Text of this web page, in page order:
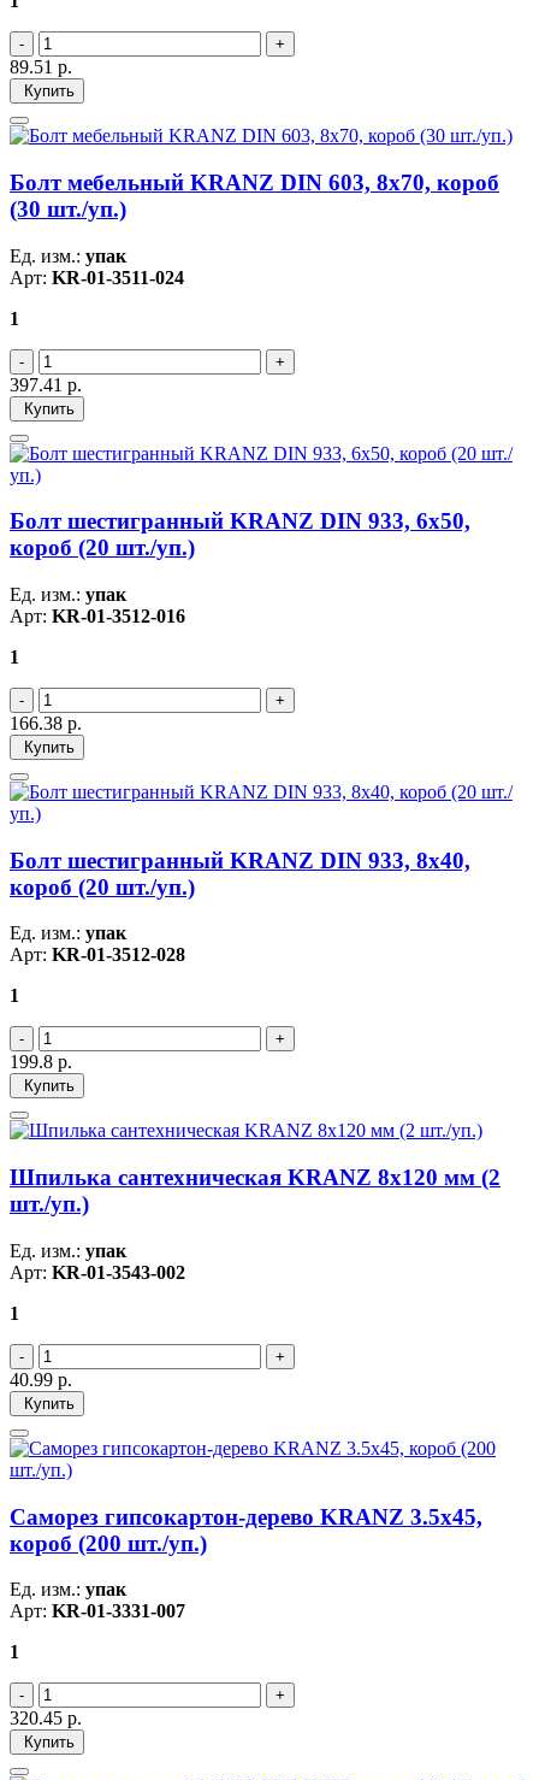
89.51 р.
Купить
Болт мебельный KRANZ DIN 603, 8х70, короб
(30 шт./уп.)
Ед. изм.: упак
Арт: KR-01-3511-024
1
397.41 р.
Купить
Болт шестигранный KRANZ DIN 933, 6х50,
короб (20 шт./уп.)
Ед. изм.: упак
Арт: KR-01-3512-016
1
166.38 р.
Купить
Болт шестигранный KRANZ DIN 933, 8х40,
короб (20 шт./уп.)
Ед. изм.: упак
Арт: KR-01-3512-028
1
199.8 р.
Купить
Шпилька сантехническая KRANZ 8х120 мм (2
шт./уп.)
Ед. изм.: упак
Арт: KR-01-3543-002
1
40.99 р.
Купить
Саморез гипсокартон-дерево KRANZ 3.5х45,
короб (200 шт./уп.)
Ед. изм.: упак
Арт: KR-01-3331-007
1
320.45 р.
Купить